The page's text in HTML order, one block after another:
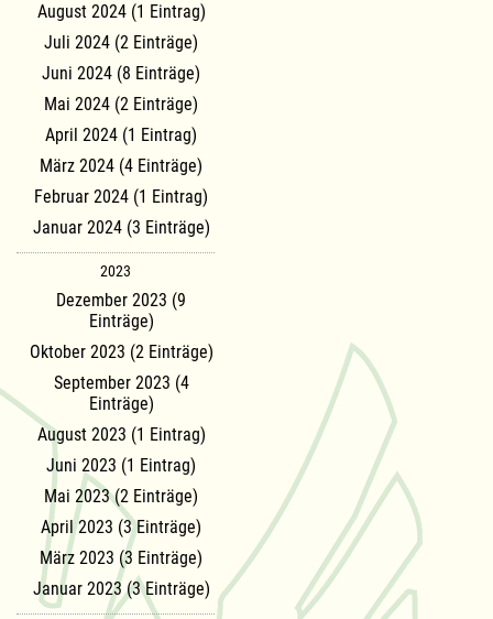
August 2024 (1 Eintrag)
Juli 2024 (2 Einträge)
Juni 2024 (8 Einträge)
Mai 2024 (2 Einträge)
April 2024 (1 Eintrag)
März 2024 (4 Einträge)
Februar 2024 (1 Eintrag)
Januar 2024 (3 Einträge)
2023
Dezember 2023 (9
Einträge)
Oktober 2023 (2 Einträge)
September 2023 (4
Einträge)
August 2023 (1 Eintrag)
Juni 2023 (1 Eintrag)
Mai 2023 (2 Einträge)
April 2023 (3 Einträge)
März 2023 (3 Einträge)
Januar 2023 (3 Einträge)